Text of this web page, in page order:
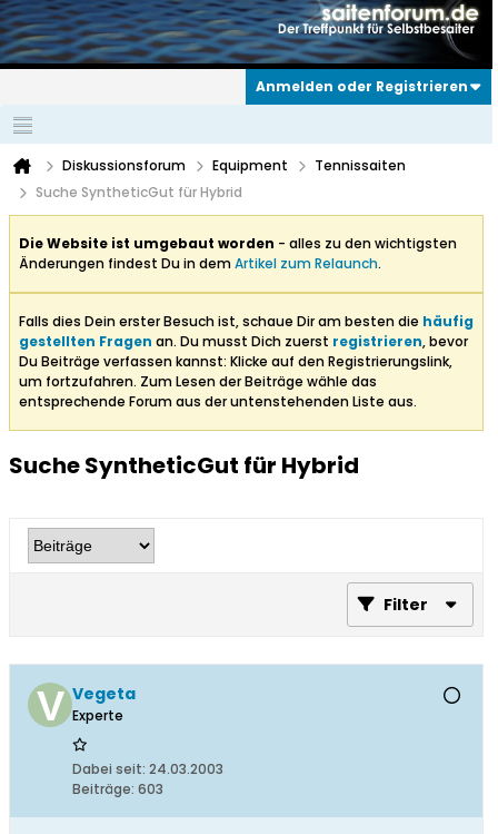
Anmelden oder Registrieren
Diskussionsforum Equipment
Tennissaiten
Suche SyntheticGut für Hybrid
Die Website ist umgebaut worden - alles zu den wichtigsten
Änderungen findest Du in demArtikel zum Relaunch.
Falls dies Dein erster Besuch ist, schaue Dir am besten die häufig
gestellten Fragen an. Du musst Dich zuerst registrieren, bevor
Du Beiträge verfassen kannst: Klicke auf den Registrierungslink,
um fortzufahren. Zum Lesen der Beiträge wähle das
entsprechende Forum aus der untenstehenden Liste aus.
Suche SyntheticGut für Hybrid
Filter
Vegeta
Experte
Dabei seit: 24.03.2003
Beiträge: 603